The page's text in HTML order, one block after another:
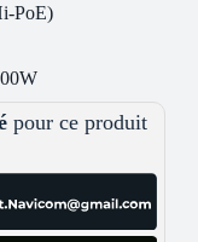
PoE)
pour ce produit